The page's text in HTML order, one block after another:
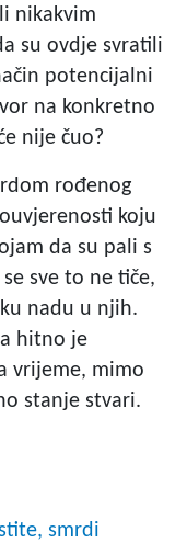
nikakvim
su ovdje svratili
potencijalni
na konkretno
nije čuo?
rođenog
koju
da su pali s
sve to ne tiče,
nadu u njih.
hitno je
vrijeme, mimo
stanje stvari.
smrdi